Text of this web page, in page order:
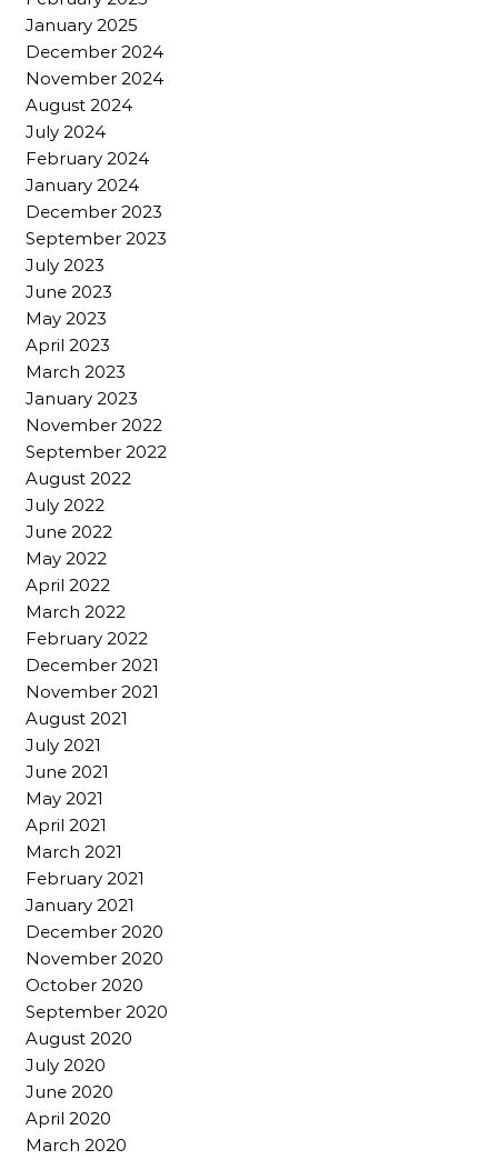
January 2025
December 2024
November 2024
August 2024
July 2024
February 2024
January 2024
December 2023
September 2023
July 2023
June 2023
May 2023
April 2023
March 2023
January 2023
November 2022
September 2022
August 2022
July 2022
June 2022
May 2022
April 2022
March 2022
February 2022
December 2021
November 2021
August 2021
July 2021
June 2021
May 2021
April 2021
March 2021
February 2021
January 2021
December 2020
November 2020
October 2020
September 2020
August 2020
July 2020
June 2020
April 2020
March 2020